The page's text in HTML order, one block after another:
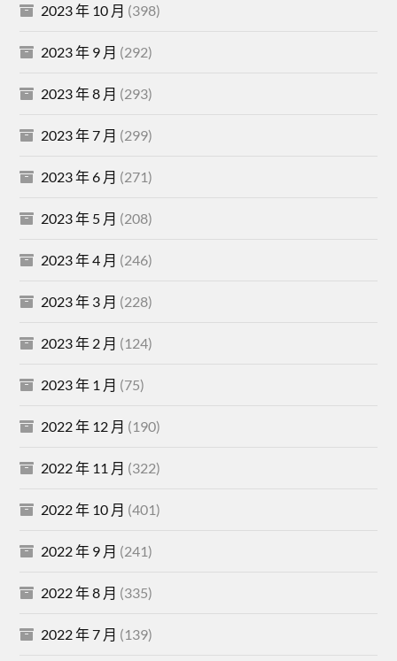
2023 年 10 月 (398)
2023 年 9 月 (292)
2023 年 8 月 (293)
2023 年 7 月 (299)
2023 年 6 月 (271)
2023 年 5 月 (208)
2023 年 4 月 (246)
2023 年 3 月 (228)
2023 年 2 月 (124)
2023 年 1 月 (75)
2022 年 12 月 (190)
2022 年 11 月 (322)
2022 年 10 月 (401)
2022 年 9 月 (241)
2022 年 8 月 (335)
2022 年 7 月 (139)